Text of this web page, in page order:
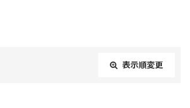
表示順変更